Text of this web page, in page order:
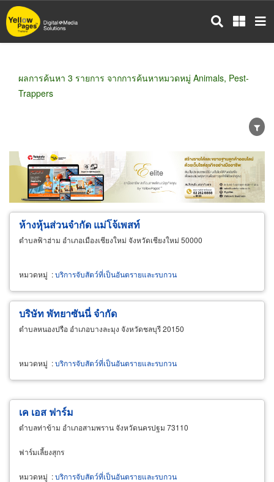
ข้าม
ไป
ผลการค้นหา 3 รายการ จากการค้นหาหมวดหมู่ Animals, Pest-
Trappers
ขายส่ง ขายปลีก ผู้ผลิต
ตัวแทนจัดจำหน่าย
ผู้ส่งออก/นำเข้า
ธุรกิจบริการ
ห้างหุ้นส่วนจำกัด แม่โจ้เพสท์
ตำบลฟ้าฮ่าม อำเภอเมืองเชียงใหม่ จังหวัดเชียงใหม่ 50000
หมวดหมู่ :บริการจับสัตว์ที่เป็นอันตรายและรบกวน
บริษัท พัทยาซันนี่ จำกัด
ตำบลหนองปรือ อำเภอบางละมุง จังหวัดชลบุรี 20150
หมวดหมู่ :บริการจับสัตว์ที่เป็นอันตรายและรบกวน
เค เอส ฟาร์ม
ตำบลท่าข้าม อำเภอสามพราน จังหวัดนครปฐม 73110
ฟาร์มเลี้ยงสุกร
หมวดหมู่ :บริการจับสัตว์ที่เป็นอันตรายและรบกวน